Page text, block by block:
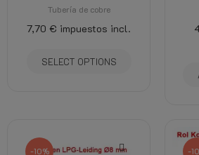
Tubería de cobre
7,70 € impuestos incl.
SELECT OPTIONS
-10% -